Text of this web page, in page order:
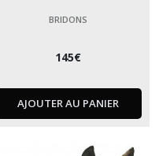
BRIDONS
145€
AJOUTER AU PANIER